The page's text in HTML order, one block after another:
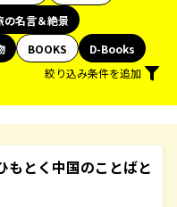
の名言＆絶景
BOOKS
D-Books
絞り込み条件を追加
もとく中国のことばと